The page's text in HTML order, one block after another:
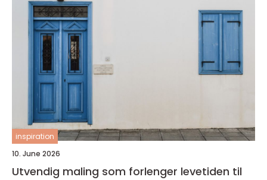
inspiration
10. June 2026
Utvendig maling som forlenger levetiden til